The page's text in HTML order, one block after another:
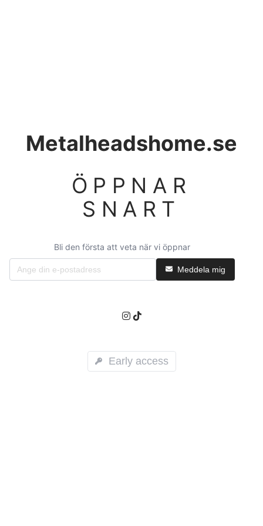
Metalheadshome.se
ÖPPNAR
SNART
Bli den första att veta när vi öppnar
Meddela mig
Early access